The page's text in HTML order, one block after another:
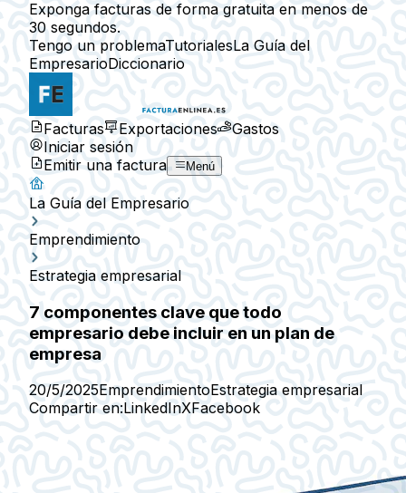
Exponga facturas de forma gratuita en menos de
30 segundos.
Tengo un problemaTutorialesLa Guía del
EmpresarioDiccionario
Facturas Exportaciones
Gastos
Iniciar sesión
Emitir una factura
Menú
La Guía del Empresario
Emprendimiento
Estrategia empresarial
7 componentes clave que todo
empresario debe incluir en un plan de
empresa
20/5/2025EmprendimientoEstrategia empresarial
Compartir en:LinkedInXFacebook